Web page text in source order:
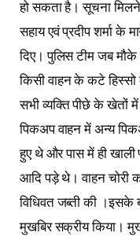
हो सकता है। सूचना मिलने
सहाय एवं प्रदीप शर्मा के
दिए। पुलिस टीम जब मौके
किसी वाहन के कटे
सभी व्यक्ति पीछे के खेतों
पिकअप वाहन में अन्य
हुए थे और पास में ही खाली
आदि पड़े थे। वाहन चोरी
विधिवत जब्ती की ।इसके
मुखबिर सक्रीय किया।